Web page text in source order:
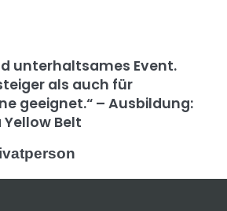
unterhaltsames Event.
als auch für
geeignet.“ – Ausbildung:
Yellow Belt